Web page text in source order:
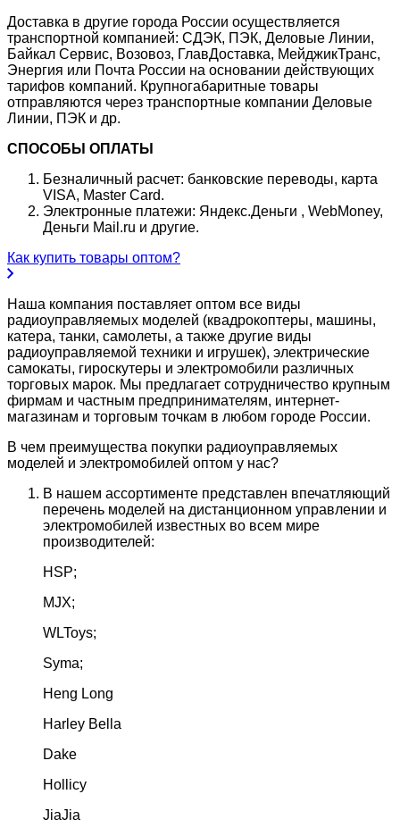
Доставка в другие города России осуществляется
транспортной компанией: СДЭК, ПЭК, Деловые Линии,
Байкал Сервис, Возовоз, ГлавДоставка, МейджикТранс,
Энергия или Почта России на основании действующих
тарифов компаний. Крупногабаритные товары
отправляются через транспортные компании Деловые
Линии, ПЭК и др.
СПОСОБЫ ОПЛАТЫ
Безналичный расчет: банковские переводы, карта
VISA, Master Card.
Электронные платежи: Яндекс.Деньги , WebMoney,
Деньги Mail.ru и другие.
Как купить товары оптом?
Наша компания поставляет оптом все виды
радиоуправляемых моделей (квадрокоптеры, машины,
катера, танки, самолеты, а также другие виды
радиоуправляемой техники и игрушек), электрические
самокаты, гироскутеры и электромобили различных
торговых марок. Мы предлагает сотрудничество крупным
фирмам и частным предпринимателям, интернет-
магазинам и торговым точкам в любом городе России.
В чем преимущества покупки радиоуправляемых
моделей и электромобилей оптом у нас?
В нашем ассортименте представлен впечатляющий
перечень моделей на дистанционном управлении и
электромобилей известных во всем мире
производителей:
HSP;
MJX;
WLToys;
Syma;
Heng Long
Harley Bella
Dake
Hollicy
JiaJia